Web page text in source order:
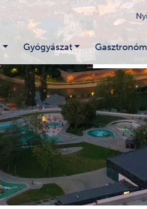
Gyógyászat